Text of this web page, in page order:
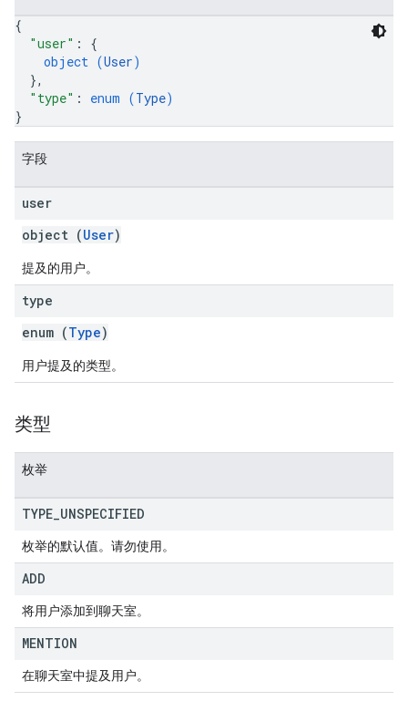
{
"user" : {
object (User)
},
"type" : enum (Type)
}
字段
user
object (User)
提及的用户。
type
enum (Type)
用户提及的类型。
类型
枚举
TYPE UNSPECIFIED
枚举的默认值。请勿使用。
ADD
将用户添加到聊天室。
MENTION
在聊天室中提及用户。